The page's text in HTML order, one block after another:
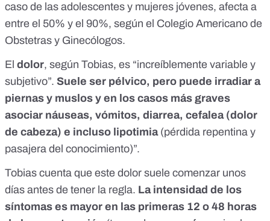
caso de las adolescentes y mujeres jóvenes, afecta a
entre el 50% y el 90%, según el Colegio Americano de
Obstetras y Ginecólogos.
El dolor, según Tobias, es “increíblemente variable y
subjetivo”. Suele ser pélvico, pero puede irradiar a
piernas y muslos y en los casos más graves
asociar náuseas, vómitos, diarrea, cefalea(dolor
de cabeza) e incluso lipotimia (pérdida repentina y
pasajera del conocimiento)”.
Tobias cuenta que este dolor suele comenzar unos
días antes de tener la regla. La intensidad de los
síntomas es mayor en las primeras 12 o 48 horas